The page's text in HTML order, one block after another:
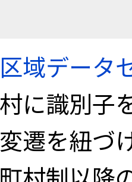
域データ
に識別子
遷を紐づ